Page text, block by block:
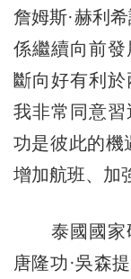
詹姆斯·赫利
係繼續向前
斷向好有利於
我非常同意
功是彼此的機
增加航班、加
泰國國家研
唐隆功·吳森